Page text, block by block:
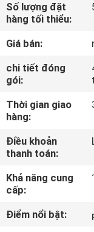
CHUYẾN
THAM
QUAN
NHÀ
MÁY
KIỂM
SOÁT
CHẤT
LƯỢNG
Số lượng đặt
hàng tối thiểu:
Giá bán:
chi tiết đóng
gói:
Thời gian giao
hàng:
Điều khoản
thanh toán:
Khả năng cung
cấp:
Điểm nổi bật: